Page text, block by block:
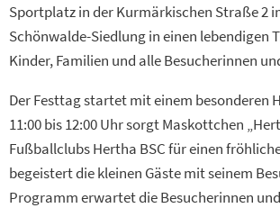
Sportplatz in der Kurmärkischen Straße 2
Schönwalde-Siedlung in einen lebendigen
Kinder, Familien und alle Besucherinnen
Der Festtag startet mit einem besonderen
11:00 bis 12:00 Uhr sorgt Maskottchen
Fußballclubs Hertha BSC für einen
begeistert die kleinen Gäste mit seinem
Programm erwartet die Besucherinnen